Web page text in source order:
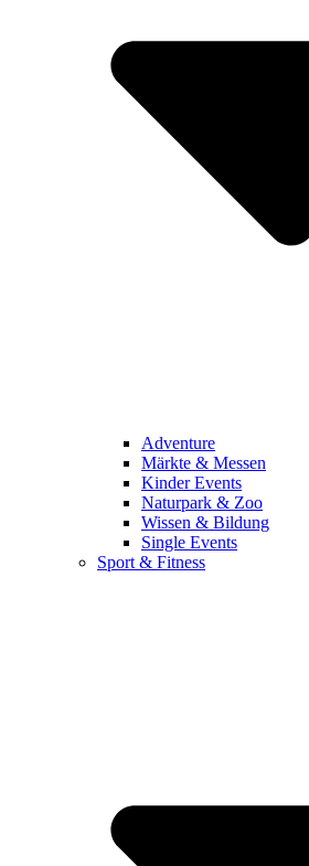
Adventure
Märkte & Messen
Kinder Events
Naturpark & Zoo
Wissen & Bildung
Single Events
Sport & Fitness